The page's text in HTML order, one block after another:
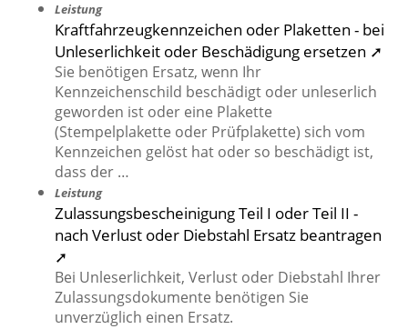
Leistung
Kraftfahrzeugkennzeichen oder Plaketten - bei
Unleserlichkeit oder Beschädigung ersetzen ➚
Sie benötigen Ersatz, wenn Ihr
Kennzeichenschild beschädigt oder unleserlich
geworden ist oder eine Plakette
(Stempelplakette oder Prüfplakette) sich vom
Kennzeichen gelöst hat oder so beschädigt ist,
dass der …
Leistung
Zulassungsbescheinigung Teil I oder Teil II -
nach Verlust oder Diebstahl Ersatz beantragen
➚
Bei Unleserlichkeit, Verlust oder Diebstahl Ihrer
Zulassungsdokumente benötigen Sie
unverzüglich einen Ersatz.